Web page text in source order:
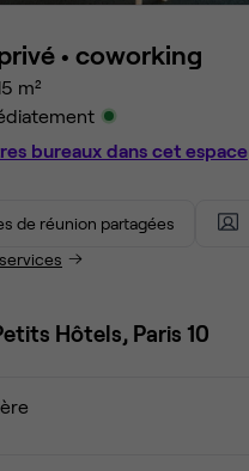
• coworking
m²
bureaux dans cet espace
de réunion partagées
Hôtels, Paris 10